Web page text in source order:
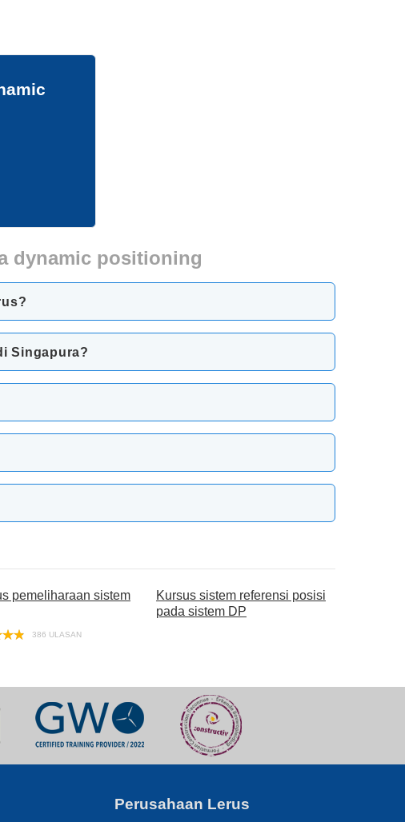
dynamic positioning
Singapura?
pemeliharaan sistem
386 ULASAN
Kursus sistem referensi posisi
pada sistem DP
Perusahaan Lerus